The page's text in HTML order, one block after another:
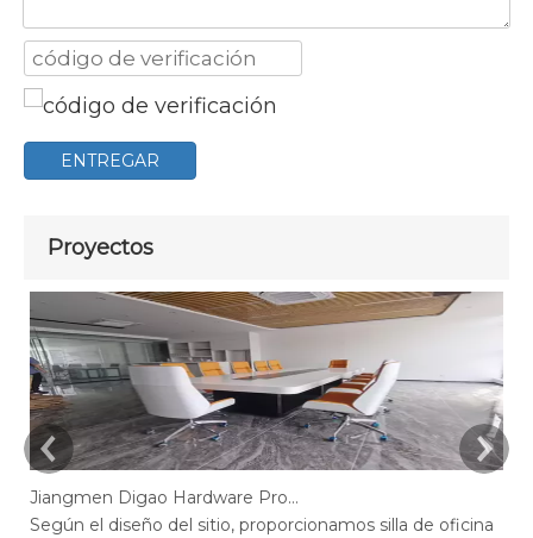
ENTREGAR
Proyectos
Jiangmen Digao Hardware Products Company
Según el diseño del sitio, proporcionamos silla de oficina